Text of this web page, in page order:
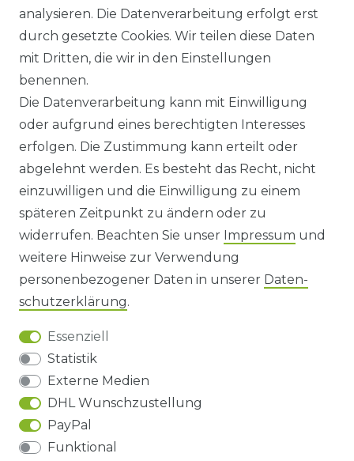
KONTAKT
ANFAHRT
WIDERRUFS­FORMULAR
HINWEISE ZUR BATTERIEENTSORGUNG
IMPRESSUM
AGB UND KUNDENINFORMATIONEN
DATENSCHUTZERKLÄRUNG
BARRIEREFREIHEIT
Impressum Daten­schutz­erklärung
analysieren. Die Datenverarbeitung erfolgt erst
durch gesetzte Cookies. Wir teilen diese Daten
mit Dritten, die wir in den Einstellungen
benennen.
Die Datenverarbeitung kann mit Einwilligung
oder aufgrund eines berechtigten Interesses
erfolgen. Die Zustimmung kann erteilt oder
abgelehnt werden. Es besteht das Recht, nicht
einzuwilligen und die Einwilligung zu einem
späteren Zeitpunkt zu ändern oder zu
widerrufen. Beachten Sie unser Impressum und
weitere Hinweise zur Verwendung
personenbezogener Daten in unserer Daten­
schutz­erklärung.
Essenziell
Statistik
Externe Medien
DHL Wunschzustellung
PayPal
Funktional